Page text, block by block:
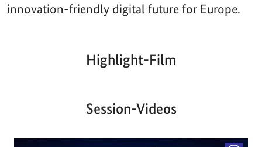
innovation-friendly digital future for Europe.
Highlight-Film
Aktueller
00:00| 00:00
Session-Videos